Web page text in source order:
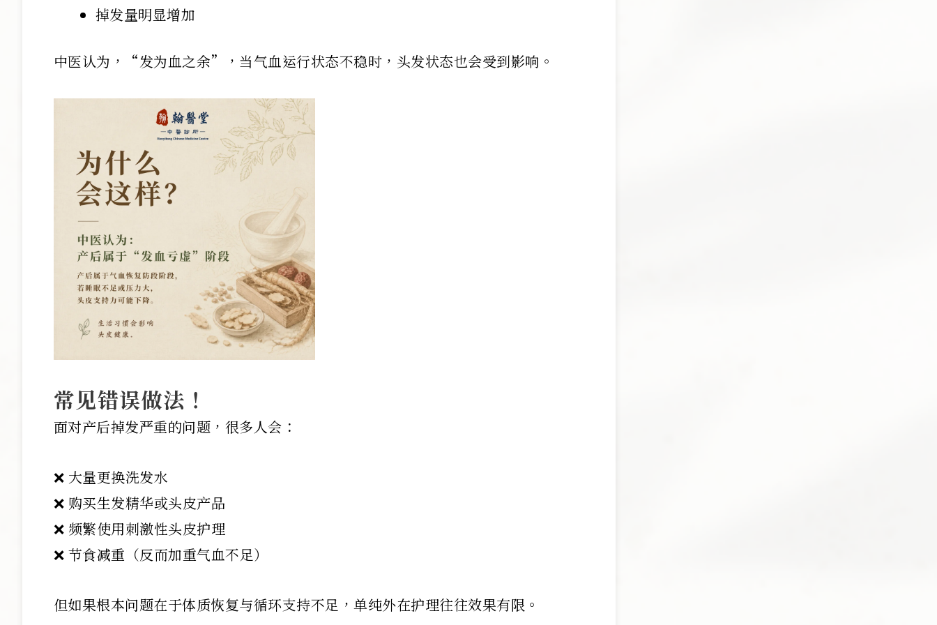
掉发量明显增加
中医认为，“发为血之余”，当气血运行状态不稳时，头发状态也会受到影响。
常见错误做法！
面对产后掉发严重的问题，很多人会：
❌ 大量更换洗发水
❌ 购买生发精华或头皮产品
❌ 频繁使用刺激性头皮护理
❌ 节食减重（反而加重气血不足）
但如果根本问题在于体质恢复与循环支持不足，单纯外在护理往往效果有限。